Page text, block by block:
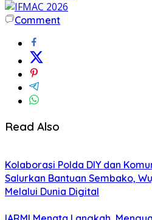
Comment
Read Also
Kolaborasi Polda DIY dan
Salurkan Bantuan Sembako,
Melalui Dunia Digital